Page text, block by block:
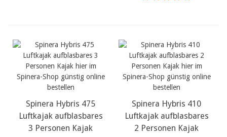
Spinera Hybris 475
Luftkajak aufblasbares
3 Personen Kajak
Spinera Hybris 410
Luftkajak aufblasbares
2 Personen Kajak